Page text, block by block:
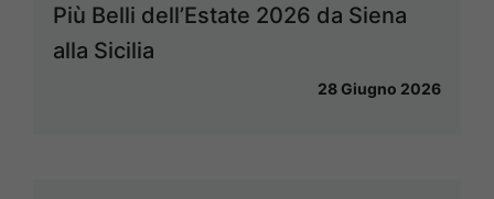
Più Belli dell’Estate 2026 da Siena
alla Sicilia
28 Giugno 2026